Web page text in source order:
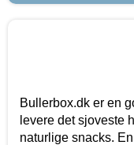
Bullerbox.dk er en
levere det sjoveste
naturlige snacks.